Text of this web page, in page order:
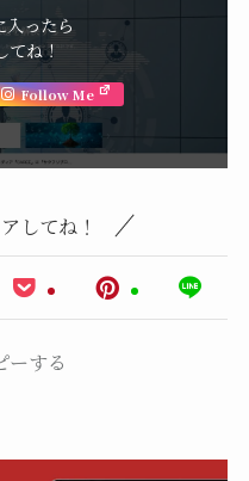
入ったら
てね！
Follow Me
してね！
ーする